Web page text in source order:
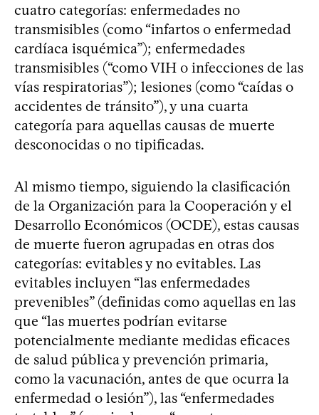
cuatro categorías: enfermedades no
transmisibles (como “infartos o enfermedad
cardíaca isquémica”); enfermedades
transmisibles (“como VIH o infecciones de las
vías respiratorias”); lesiones (como “caídas o
accidentes de tránsito”), y una cuarta
categoría para aquellas causas de muerte
desconocidas o no tipificadas.
Al mismo tiempo, siguiendo la clasificación
de la Organización para la Cooperación y el
Desarrollo Económicos (OCDE), estas causas
de muerte fueron agrupadas en otras dos
categorías: evitables y no evitables. Las
evitables incluyen “las enfermedades
prevenibles” (definidas como aquellas en las
que “las muertes podrían evitarse
potencialmente mediante medidas eficaces
de salud pública y prevención primaria,
como la vacunación, antes de que ocurra la
enfermedad o lesión”), las “enfermedades